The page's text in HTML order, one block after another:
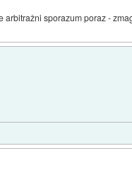
sporazum poraz -